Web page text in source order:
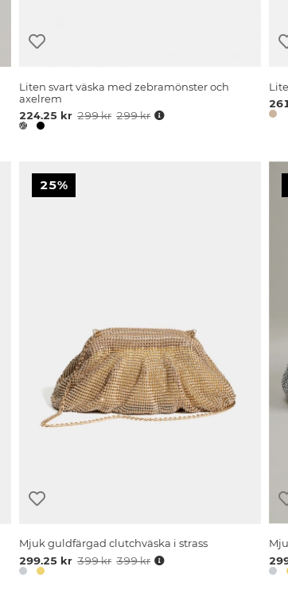
Liten svart väska med zebramönster och
axelrem
224.25 kr 299 kr 299 kr
25%
Mjuk guldfärgad clutchväska i strass
299.25 kr 399 kr 399 kr